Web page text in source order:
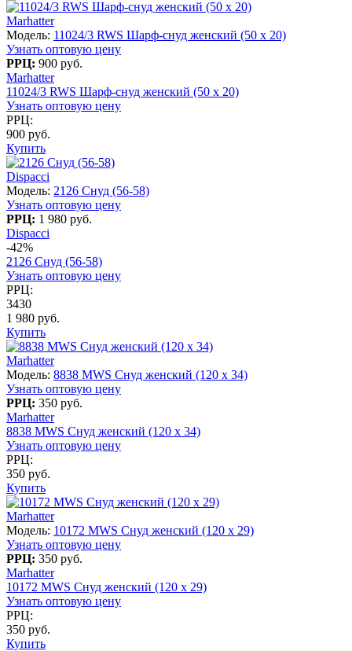
Marhatter
Модель: 11024/3 RWS Шарф-снуд женский (50 x 20)
Узнать оптовую цену
РРЦ: 900 руб.
Marhatter
11024/3 RWS Шарф-снуд женский (50 x 20)
Узнать оптовую цену
РРЦ:
900 руб.
Купить
Dispacci
Модель: 2126 Снуд (56-58)
Узнать оптовую цену
РРЦ: 1 980 руб.
Dispacci
-42%
2126 Снуд (56-58)
Узнать оптовую цену
РРЦ:
3430
1 980 руб.
Купить
Marhatter
Модель: 8838 MWS Снуд женский (120 х 34)
Узнать оптовую цену
РРЦ: 350 руб.
Marhatter
8838 MWS Снуд женский (120 х 34)
Узнать оптовую цену
РРЦ:
350 руб.
Купить
Marhatter
Модель: 10172 MWS Снуд женский (120 х 29)
Узнать оптовую цену
РРЦ: 350 руб.
Marhatter
10172 MWS Снуд женский (120 х 29)
Узнать оптовую цену
РРЦ:
350 руб.
Купить